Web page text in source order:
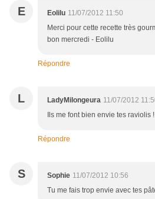
E Eolilu 11/07/2012 11:50
Merci pour cette recette très
bon mercredi - Eolilu
Répondre
L LadyMilongeura 11/07/2012
Ils me font bien envie tes raviolis !
Répondre
S Sophie 11/07/2012 10:56
Tu me fais trop envie avec tes